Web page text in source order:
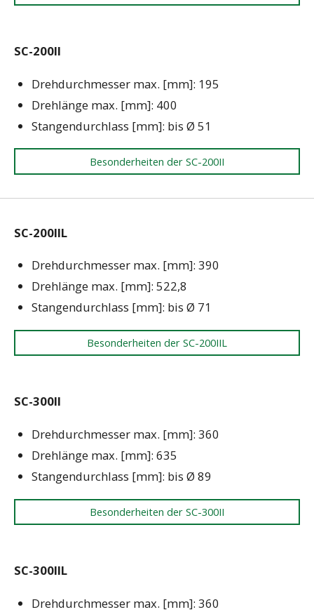
SC-200II
Drehdurchmesser max. [mm]: 195
Drehlänge max. [mm]: 400
Stangendurchlass [mm]: bis Ø 51
Besonderheiten der SC-200II
SC-200IIL
Drehdurchmesser max. [mm]: 390
Drehlänge max. [mm]: 522,8
Stangendurchlass [mm]: bis Ø 71
Besonderheiten der SC-200IIL
SC-300II
Drehdurchmesser max. [mm]: 360
Drehlänge max. [mm]: 635
Stangendurchlass [mm]: bis Ø 89
Besonderheiten der SC-300II
SC-300IIL
Drehdurchmesser max. [mm]: 360